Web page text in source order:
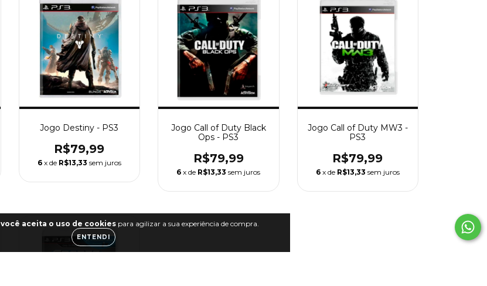
você aceita o uso de cookiespara agilizar a sua experiência de compra.
ENTENDI
Jogo Destiny - PS3
R$79,99
6 x de R$13,33 sem juros
Jogo Call of Duty Black
Ops - PS3
R$79,99
6 x de R$13,33 sem juros
Jogo Call of Duty MW3 -
PS3
R$79,99
6 x de R$13,33 sem juros